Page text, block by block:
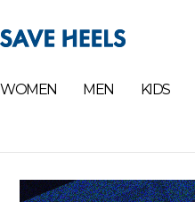
WOMEN MEN KIDS